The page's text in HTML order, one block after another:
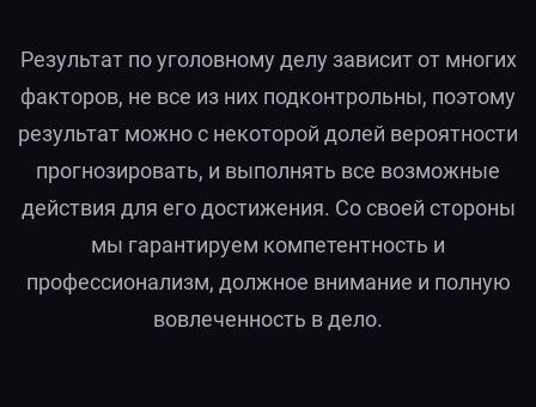
Результат по уголовному делу зависит от многих
факторов, не все из них подконтрольны, поэтому
результат можно с некоторой долей вероятности
прогнозировать, и выполнять все возможные
действия для его достижения. Со своей стороны
мы гарантируем компетентность и
профессионализм, должное внимание и полную
вовлеченность в дело.